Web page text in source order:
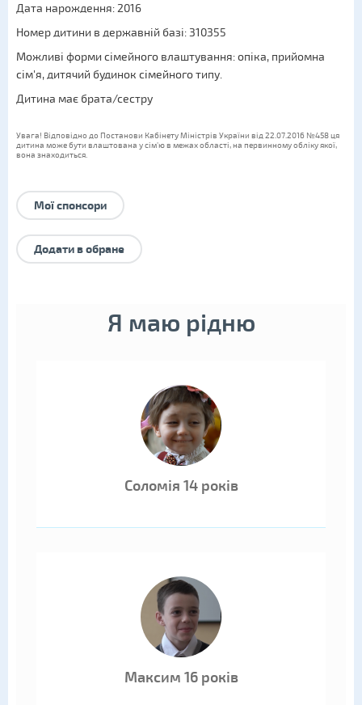
Дата нарождення: 2016
Номер дитини в державній базі: 310355
Можливі форми сімейного влаштування:опіка, прийомна
сім'я,дитячий будинок сімейного типу.
Дитина має брата/сестру
Увага! Відповідно до Постанови Кабінету Міністрів України від 22.07.2016 №458 ця
дитина може бути влаштована у сім’ю в межах області, на первинному обліку якої,
вона знаходиться.
Мої спонсори
Додати в обране
Я маю рідню
Соломія 14 років
Максим 16 років